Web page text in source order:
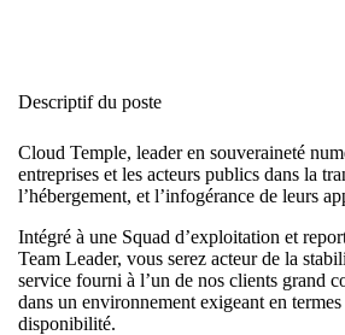
Descriptif du poste
Cloud Temple, leader en souveraineté
entreprises et les acteurs publics dans la
l’hébergement, et l’infogérance de leurs
Intégré à une Squad d’exploitation et
Team Leader, vous serez acteur de la
service fourni à l’un de nos clients grand
dans un environnement exigeant en
disponibilité.